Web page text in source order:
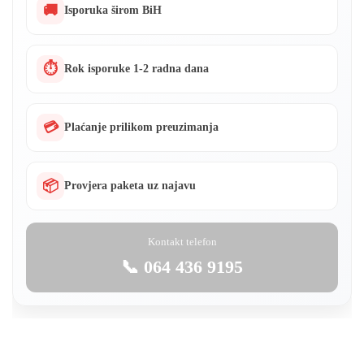
🚚 Isporuka širom BiH
⏱ Rok isporuke 1-2 radna dana
💳 Plaćanje prilikom preuzimanja
📦 Provjera paketa uz najavu
Kontakt telefon
📞 064 436 9195